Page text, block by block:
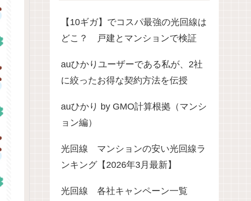
【10ギガ】でコスパ最強の光回線は
どこ？ 戸建とマンションで検証
auひかりユーザーである私が、2社
に絞ったお得な契約方法を伝授
auひかり by GMO計算根拠（マンシ
ョン編）
光回線 マンションの安い光回線ラ
ンキング【2026年3月最新】
光回線 各社キャンペーン一覧